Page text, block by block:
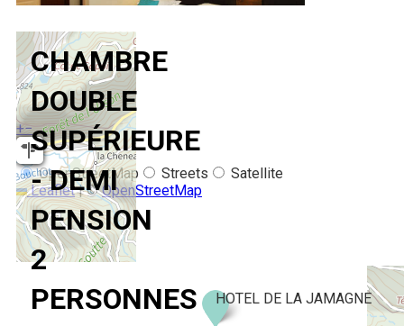
HOTEL DE LA JAMAGNE
+−
OpenStreetMap Streets
Satellite
Leaflet |©OpenStreetMap
CHAMBRE
DOUBLE
SUPÉRIEURE
- DEMI
PENSION
2
PERSONNES